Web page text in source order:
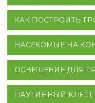
КАК ПОСТРОИТЬ
НАСЕКОМЫЕ НА
ОСВЕЩЕНИЕ ДЛЯ
ПАУТИННЫЙ КЛЕЩ